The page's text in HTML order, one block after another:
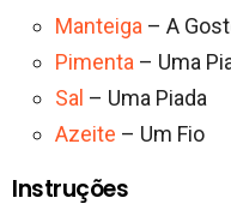
Manteiga – A
Pimenta – Uma
Sal – Uma Piada
Azeite – Um Fio
Instruções